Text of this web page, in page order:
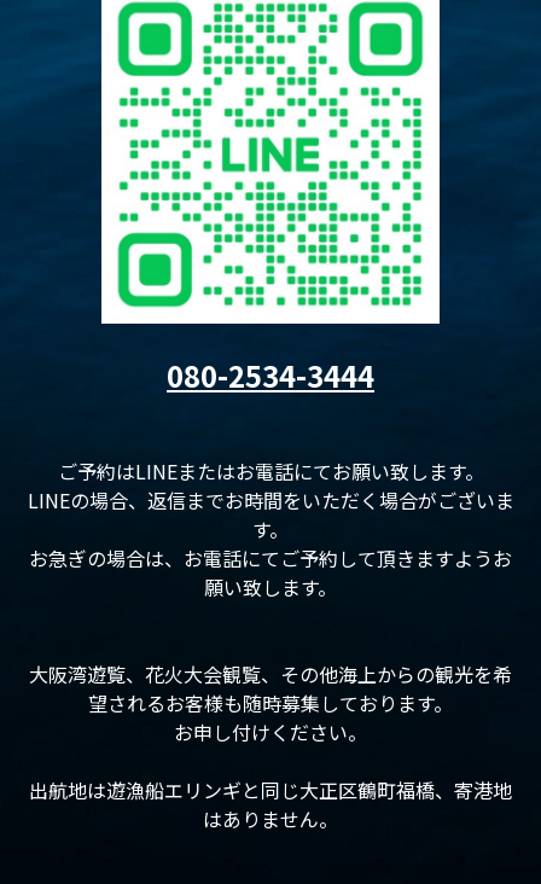
080-2534-3444
ご予約はLINEまたはお電話にてお願い致します。
LINEの場合、返信までお時間をいただく場合がございま
す。
お急ぎの場合は、お電話にてご予約して頂きますようお
願い致します。
大阪湾遊覧、花火大会観覧、その他海上からの観光を希
望されるお客様も随時募集しております。
お申し付けください。
出航地は遊漁船エリンギと同じ大正区鶴町福橋、寄港地
はありません。